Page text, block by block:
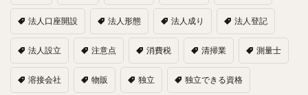
法人口座開設 法人形態 法人成り 法人登記
法人設立 注意点 消費税 清掃業 測量士
溶接会社 物販 独立 独立できる資格